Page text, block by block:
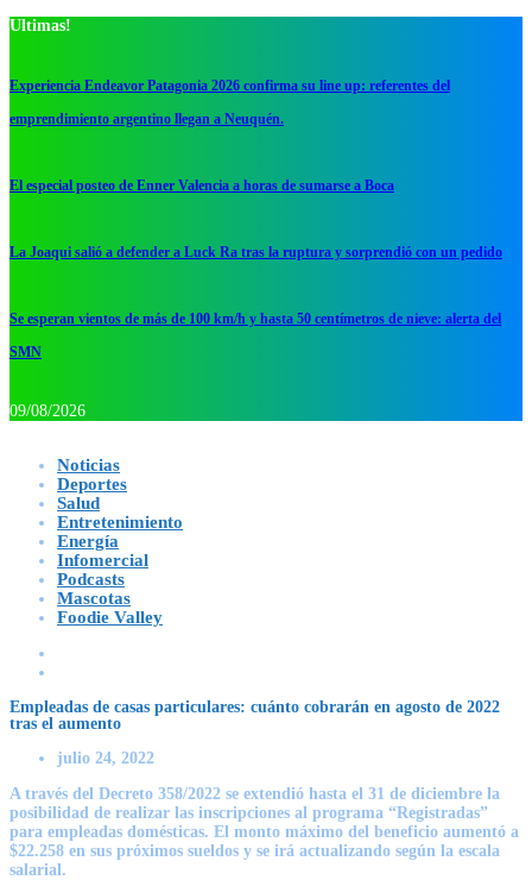
Ultimas!
Experiencia Endeavor Patagonia 2026 confirma su line up: referentes del
emprendimiento argentino llegan a Neuquén.
El especial posteo de Enner Valencia a horas de sumarse a Boca
La Joaqui salió a defender a Luck Ra tras la ruptura y sorprendió con un pedido
Se esperan vientos de más de 100 km/h y hasta 50 centímetros de nieve: alerta del
SMN
09/08/2026
Noticias
Deportes
Salud
Entretenimiento
Energía
Infomercial
Podcasts
Mascotas
Foodie Valley
Empleadas de casas particulares: cuánto cobrarán en agosto de 2022
tras el aumento
julio 24, 2022
A través del Decreto 358/2022 se extendió hasta el 31 de diciembre la
posibilidad de realizar las inscripciones al programa “Registradas”
para empleadas domésticas. El monto máximo del beneficio aumentó a
$22.258 en sus próximos sueldos y se irá actualizando según la escala
salarial.